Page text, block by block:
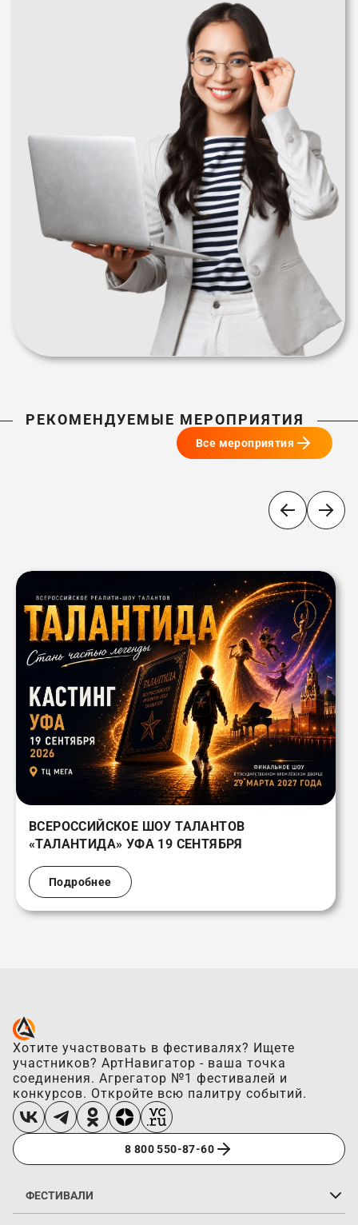
РЕКОМЕНДУЕМЫЕ МЕРОПРИЯТИЯ
Все мероприятия
ВСЕРОССИЙСКОЕ ШОУ ТАЛАНТОВ
«ТАЛАНТИДА» УФА 19 СЕНТЯБРЯ
Подробнее
Хотите участвовать в фестивалях? Ищете
участников? АртНавигатор - ваша точка
соединения. Агрегатор №1 фестивалей и
конкурсов. Откройте всю палитру событий.
8 800 550-87-60
ФЕСТИВАЛИ